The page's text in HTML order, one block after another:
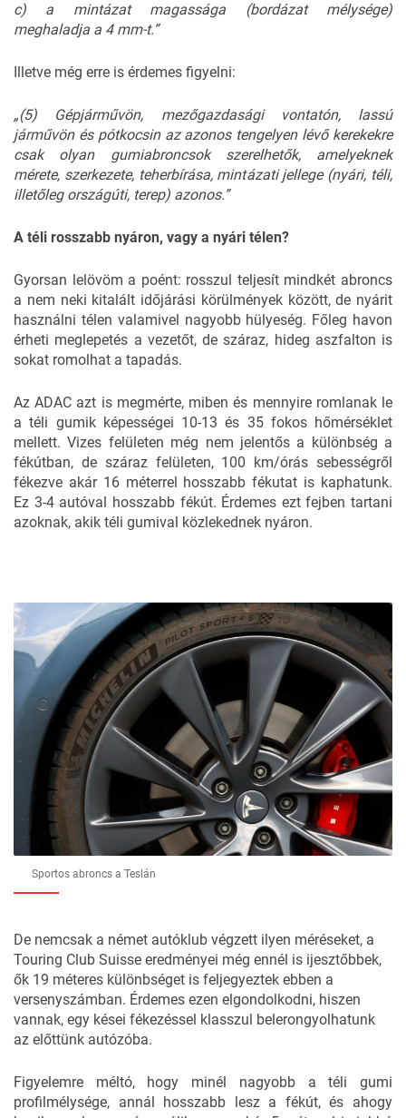
c) a mintázat magassága (bordázat mélysége)
meghaladja a 4 mm-t.”
Illetve még erre is érdemes figyelni:
„(5) Gépjárművön, mezőgazdasági vontatón, lassú
járművön és pótkocsin az azonos tengelyen lévő kerekekre
csak olyan gumiabroncsok szerelhetők, amelyeknek
mérete, szerkezete, teherbírása, mintázati jellege (nyári, téli,
illetőleg országúti, terep) azonos.”
A téli rosszabb nyáron, vagy a nyári télen?
Gyorsan lelövöm a poént: rosszul teljesít mindkét abroncs
a nem neki kitalált időjárási körülmények között, de nyárit
használni télen valamivel nagyobb hülyeség. Főleg havon
érheti meglepetés a vezetőt, de száraz, hideg aszfalton is
sokat romolhat a tapadás.
Az ADAC azt is megmérte, miben és mennyire romlanak le
a téli gumik képességei 10-13 és 35 fokos hőmérséklet
mellett. Vizes felületen még nem jelentős a különbség a
fékútban, de száraz felületen, 100 km/órás sebességről
fékezve akár 16 méterrel hosszabb fékutat is kaphatunk.
Ez 3-4 autóval hosszabb fékút. Érdemes ezt fejben tartani
azoknak, akik téli gumival közlekednek nyáron.
Sportos abroncs a Teslán
De nemcsak a német autóklub végzett ilyen méréseket, a
Touring Club Suisse eredményei még ennél is ijesztőbbek,
ők 19 méteres különbséget is feljegyeztek ebben a
versenyszámban. Érdemes ezen elgondolkodni, hiszen
vannak, egy kései fékezéssel klasszul belerongyolhatunk
az előttünk autózóba.
Figyelemre méltó, hogy minél nagyobb a téli gumi
profilmélysége, annál hosszabb lesz a fékút, és ahogy